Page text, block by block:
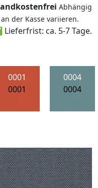
Abhängig
der Kasse variieren.
Lieferfrist: ca. 5-7 Tage.
0001
0001
0004
0004